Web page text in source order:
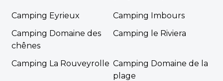
Camping Eyrieux
Camping Imbours
Camping Domaine des
chênes
Camping le Riviera
Camping La Rouveyrolle Camping Domaine de la
plage